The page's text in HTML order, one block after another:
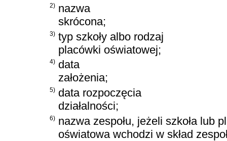
2) nazwa
skrócona;
3) typ szkoły albo rodzaj
placówki oświatowej;
4) data
założenia;
5) data rozpoczęcia
działalności;
6) nazwa zespołu, jeżeli szkoła lub
oświatowa wchodzi w skład